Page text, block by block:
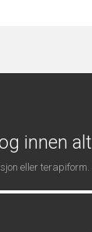
innen
eller terapiform.